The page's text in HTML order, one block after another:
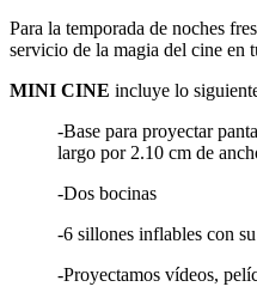
Para la temporada de noches
servicio de la magia del cine en
MINI CINE incluye lo
-Base para proyectar
largo por 2.10 cm de
-Dos bocinas
-6 sillones inflables con
-Proyectamos vídeos,